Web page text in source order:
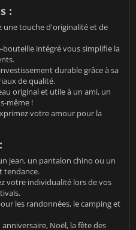
:
une touche d'originalité et de
bouteille intégré vous simplifie la
durable grâce à sa
de qualité.
original et utile à un ami, un
même !
votre amour pour la
jean, un pantalon chino ou un
tendance.
votre individualité lors de vos
les randonnées, le camping et
Noël, la fête des